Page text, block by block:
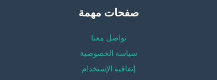
صفحات مهمة
تواصل معنا
سياسة الخصوصية
إتفاقية الإستخدام